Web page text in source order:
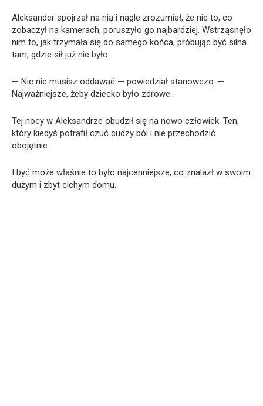
Aleksander spojrzał na nią i nagle zrozumiał, że nie to, co
zobaczył na kamerach, poruszyło go najbardziej. Wstrząsnęło
nim to, jak trzymała się do samego końca, próbując być silna
tam, gdzie sił już nie było.
— Nic nie musisz oddawać — powiedział stanowczo. —
Najważniejsze, żeby dziecko było zdrowe.
Tej nocy w Aleksandrze obudził się na nowo człowiek. Ten,
który kiedyś potrafił czuć cudzy ból i nie przechodzić
obojętnie.
I być może właśnie to było najcenniejsze, co znalazł w swoim
dużym i zbyt cichym domu.